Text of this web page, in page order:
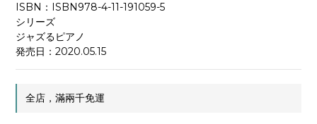
ISBN：ISBN978-4-11-191059-5
シリーズ
ジャズるピアノ
発売日：2020.05.15
全店，滿兩千免運